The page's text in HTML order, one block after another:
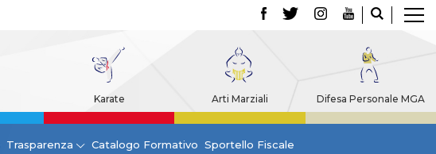
Karate Arti Marziali Difesa Personale MGA
Trasparenza Catalogo Formativo Sportello Fiscale